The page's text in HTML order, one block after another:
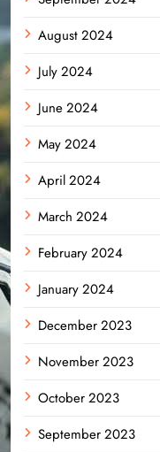
August 2024
July 2024
June 2024
May 2024
April 2024
March 2024
February 2024
January 2024
December 2023
November 2023
October 2023
September 2023